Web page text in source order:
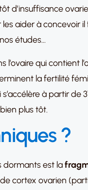
d’insuffisance
aider à concevoir
études…
l’ovaire qui contient
la fertilité
s’accélère à partir
plus tôt.
?
dormants est la
cortex ovarien